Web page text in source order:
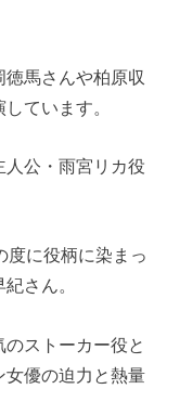
馬さんや柏原収
ています。
公・雨宮リカ役
度に役柄に染まっ
さん。
のストーカー役と
女優の迫力と熱量